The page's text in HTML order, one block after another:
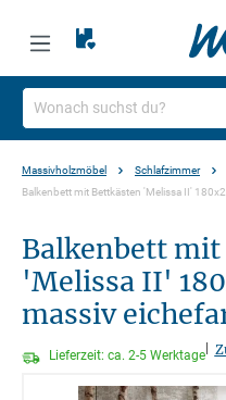
Massivholzmöbel Schlafzimmer
Balkenbett mit Bettkästen 'Melissa II'
Balkenbett
'Melissa II'
massiv
Lieferzeit: ca. 2-5 Werktage
Bildergalerie überspringen